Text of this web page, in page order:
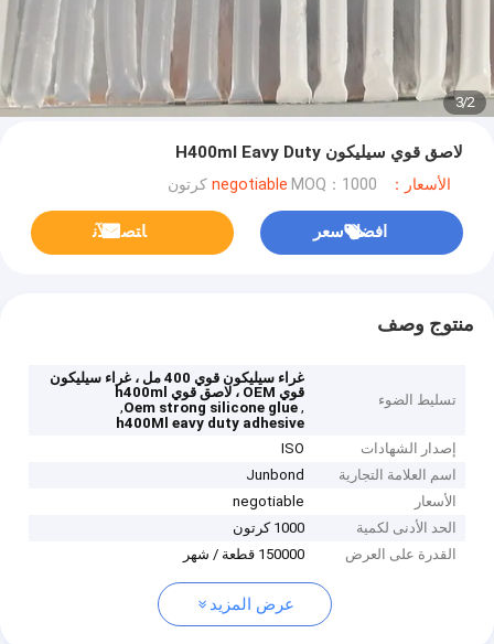
2
/
3
لاصق قوي سيليكون H400ml Eavy Duty
الأسعار：negotiable MOQ：1000 كرتون
افضل سعر ﺎﺘﺼﻟ ﺍﻶﻧ
منتوج وصف
تسليط الضوء
غراء سيليكون قوي 400 مل ، غراء سيليكون
قوي OEM ، لاصق قوي h400ml
,
Oem strong silicone glue
,
h400Ml eavy duty adhesive
إصدار الشهادات
ISO
اسم العلامة التجارية
Junbond
الأسعار
negotiable
الحد الأدنى لكمية
1000 كرتون
القدرة على العرض
150000 قطعة / شهر
عرض المزيد